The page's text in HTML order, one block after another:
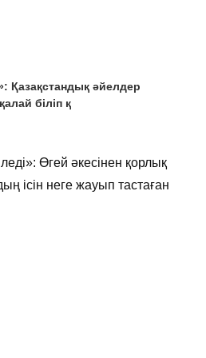
Қазақстандық әйелдер
біліп қ